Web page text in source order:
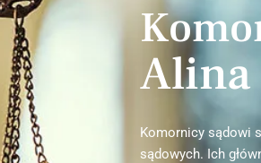
Alina
Komornicy sądowi
sądowych. Ich